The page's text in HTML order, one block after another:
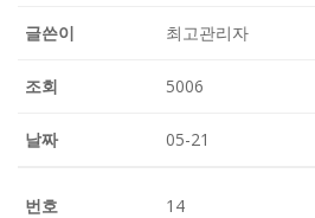
최고관리자
5006
05-21
14